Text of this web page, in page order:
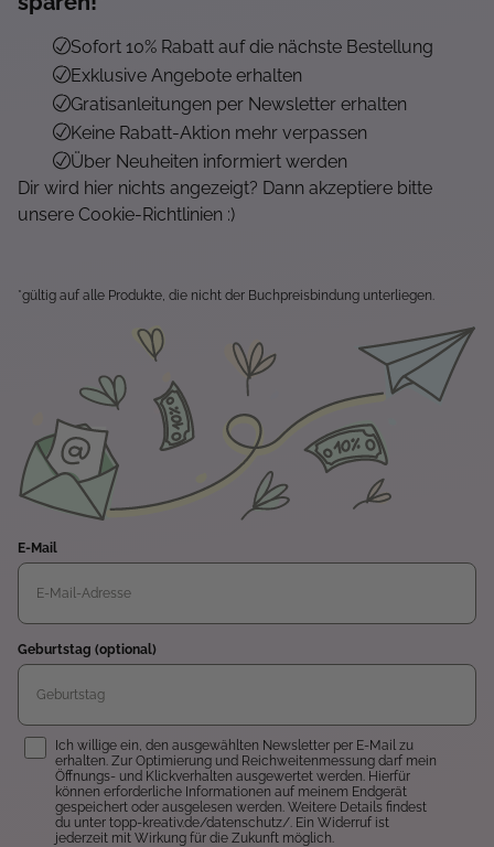
Sofort 10% Rabatt auf die nächste Bestellung
Exklusive Angebote erhalten
Gratisanleitungen per Newsletter erhalten
Keine Rabatt-Aktion mehr verpassen
Über Neuheiten informiert werden
Dir wird hier nichts angezeigt? Dann akzeptiere bitte
unsere Cookie-Richtlinien :)
*gültig auf alle Produkte, die nicht der Buchpreisbindung unterliegen.
E-Mail
Geburtstag (optional)
Einwilligung
Ich willige ein, den ausgewählten Newsletter per E-Mail zu
erhalten. Zur Optimierung und Reichweitenmessung darf mein
Öffnungs- und Klickverhalten ausgewertet werden. Hierfür
können erforderliche Informationen auf meinem Endgerät
gespeichert oder ausgelesen werden. Weitere Details findest
du unter topp-kreativ.de/datenschutz/. Ein Widerruf ist
jederzeit mit Wirkung für die Zukunft möglich.